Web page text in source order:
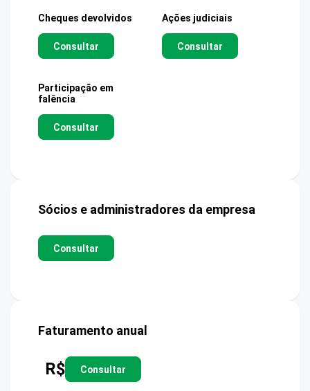
Cheques devolvidos
Consultar
Ações judiciais
Consultar
Participação em
falência
Consultar
Sócios e administradores da empresa
Consultar
Faturamento anual
R$ Consultar